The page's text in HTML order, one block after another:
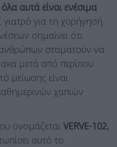
αυτά είναι ενέσιμα
γιατρό για τη χορήγησή
σημαίνει ότι
σταματούν να
μετά από περίπου
μείωσης είναι
χαπιών
ονομάζεται VERVE-102,
αυτό το